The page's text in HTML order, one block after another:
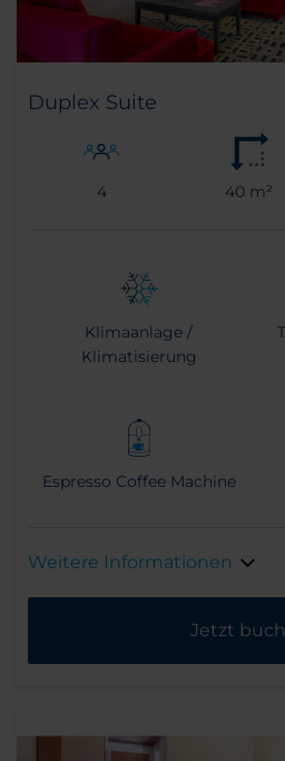
Duplex Suite
4 40 m²
Klimaanlage /
Klimatisierung
Espresso Coffee Machine
Weitere Informationen
Jetzt